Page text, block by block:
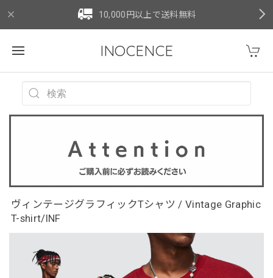
10,000円以上で送料無料
INOCENCE
ヴィンテージグラフィックTシャツ / Vintage Graphic
T-shirt/INF